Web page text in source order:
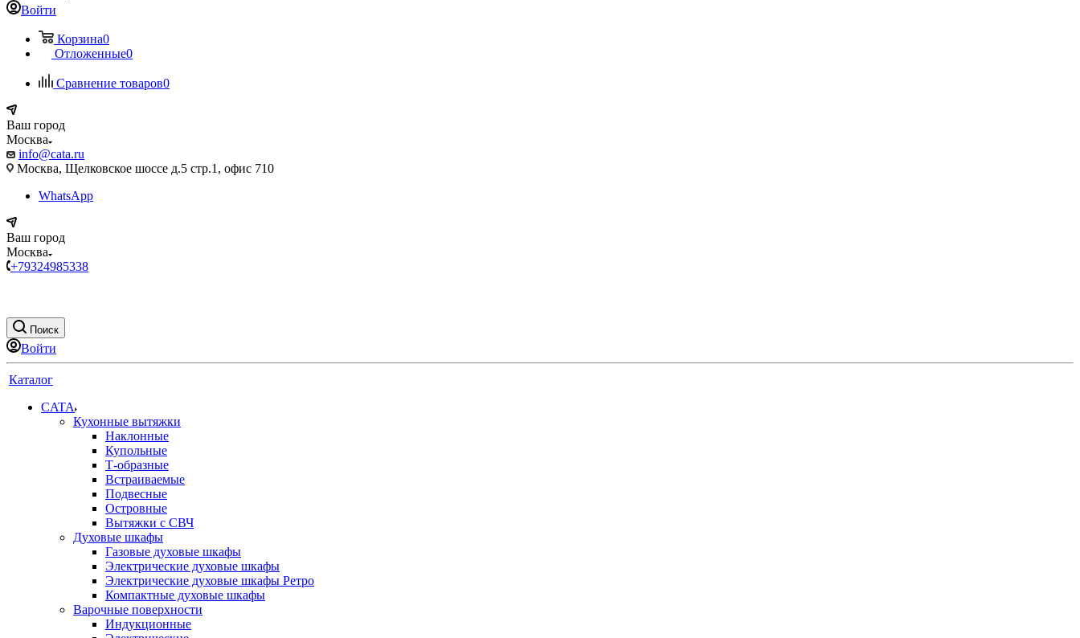
Войти
Корзина0
Отложенные0
Сравнение товаров0
Ваш город
Москва
info@cata.ru
Москва, Щелковское шоссе д.5 стр.1, офис 710
WhatsApp
Ваш город
Москва
+79324985338
Поиск
Войти
Каталог
CATA
Кухонные вытяжки
Наклонные
Купольные
Т-образные
Встраиваемые
Подвесные
Островные
Вытяжки с СВЧ
Духовые шкафы
Газовые духовые шкафы
Электрические духовые шкафы
Электрические духовые шкафы Ретро
Компактные духовые шкафы
Варочные поверхности
Индукционные